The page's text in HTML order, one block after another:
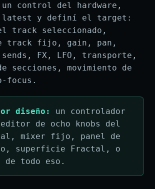
un control del hardware,
latest y definí el target:
track seleccionado,
track fijo, gain, pan,
FX, LFO, transporte,
secciones, movimiento de
focus.
diseño:
un controlador
de ocho knobs del
mixer fijo, panel de
superficie Fractal, o
de todo eso.